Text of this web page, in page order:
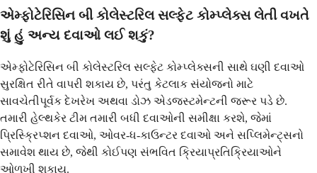
એમ્ફોટેરિસિન બી કોલેસ્ટરિલ સલ્ફેટ કોમ્પ્લેક્સ લેતી વખતે
શું હું અન્ય દવાઓ લઈ શકું?
એમ્ફોટેરિસિન બી કોલેસ્ટરિલ સલ્ફેટ કોમ્પ્લેક્સની સાથે ઘણી દવાઓ
સુરક્ષિત રીતે વાપરી શકાય છે, પરંતુ કેટલાક સંયોજનો માટે
સાવચેતીપૂર્વક દેખરેખ અથવા ડોઝ એડજસ્ટમેન્ટની જરૂર પડે છે.
તમારી હેલ્થકેર ટીમ તમારી બધી દવાઓની સમીક્ષા કરશે, જેમાં
પ્રિસ્ક્રિપ્શન દવાઓ, ઓવર-ધ-કાઉન્ટર દવાઓ અને સપ્લિમેન્ટ્સનો
સમાવેશ થાય છે, જેથી કોઈપણ સંભવિત ક્રિયાપ્રતિક્રિયાઓને
ઓળખી શકાય.